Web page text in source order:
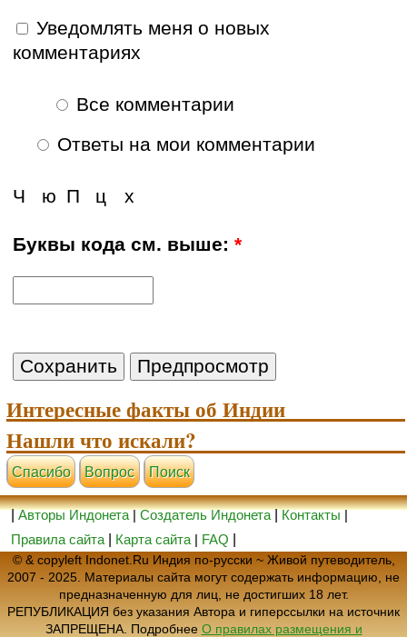
Уведомлять меня о новых
комментариях
Все комментарии
Ответы на мои комментарии
ю
Ч х
ц
П
Буквы кода см. выше:*
Интересные факты об Индии
Нашли что искали?
Cпасибо Вопрос Поиск
|Авторы Индонета|Создатель Индонета|Контакты|
Правила сайта
Карта сайта | FAQ
© & copyleft Indonet.Ru Индия по-русски ~ Живой путеводитель,
2007 - 2025. Материалы сайта могут содержать информацию, не
предназначенную для лиц, не достигших 18 лет.
РЕПУБЛИКАЦИЯ без указания Автора и гиперссылки на источник
ЗАПРЕЩЕНА. Подробнее О правилах размещения и